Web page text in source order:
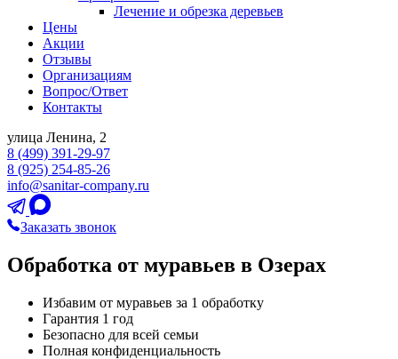
Лечение и обрезка деревьев
Цены
Акции
Отзывы
Организациям
Вопрос/Ответ
Контакты
улица Ленина, 2
8 (499) 391-29-97
8 (925) 254-85-26
info@sanitar-company.ru
Заказать звонок
Обработка от муравьев в Озерах
Избавим от муравьев за 1 обработку
Гарантия 1 год
Безопасно для всей семьи
Полная конфиденциальность